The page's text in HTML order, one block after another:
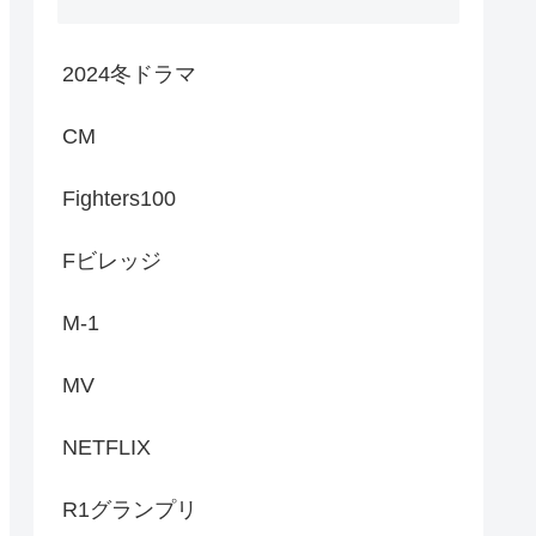
2024冬ドラマ
CM
Fighters100
Fビレッジ
M-1
MV
NETFLIX
R1グランプリ